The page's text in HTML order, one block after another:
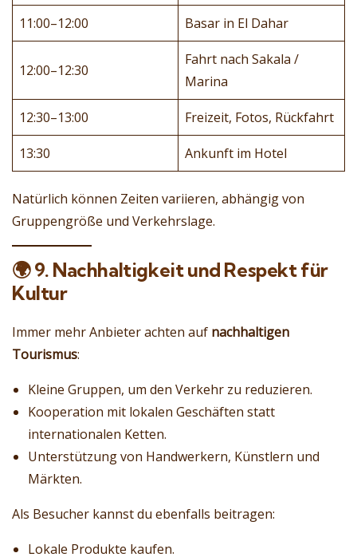
11:00–12:00 Basar in El Dahar
12:00–12:30
Fahrt nach Sakala /
Marina
12:30–13:00 Freizeit, Fotos, Rückfahrt
13:30 Ankunft im Hotel
Natürlich können Zeiten variieren, abhängig von
Gruppengröße und Verkehrslage.
🌍9. Nachhaltigkeit und Respekt für
Kultur
Immer mehr Anbieter achten auf nachhaltigen
Tourismus:
Kleine Gruppen, um den Verkehr zu reduzieren.
Kooperation mit lokalen Geschäften statt
internationalen Ketten.
Unterstützung von Handwerkern, Künstlern und
Märkten.
Als Besucher kannst du ebenfalls beitragen:
Lokale Produkte kaufen.